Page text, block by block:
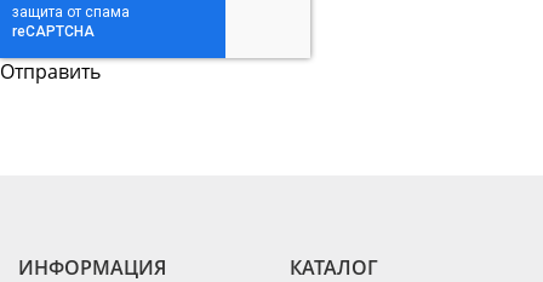
ИНФОРМАЦИЯ
КАТАЛОГ